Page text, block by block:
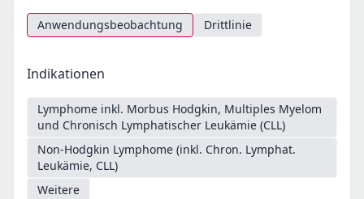
Anwendungsbeobachtung Drittlinie
Indikationen
Lymphome inkl. Morbus Hodgkin, Multiples Myelom
und Chronisch Lymphatischer Leukämie (CLL)
Non-Hodgkin Lymphome (inkl. Chron. Lymphat.
Leukämie, CLL)
Weitere